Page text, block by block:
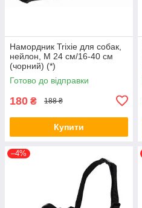
Намордник Trixie для собак,
нейлон, M 24 см/16-40 см
(чорний) (*)
Готово до відправки
180 ₴ 188 ₴
Купити
–4%